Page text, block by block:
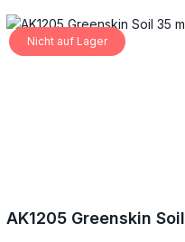
Nicht auf Lager
AK1205 Greenskin